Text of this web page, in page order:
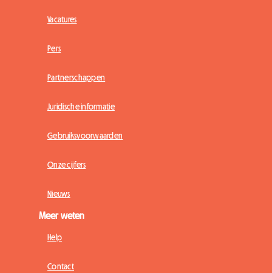
Vacatures
Pers
Partnerschappen
Juridische informatie
Gebruiksvoorwaarden
Onze cijfers
Nieuws
Meer weten
Help
Contact